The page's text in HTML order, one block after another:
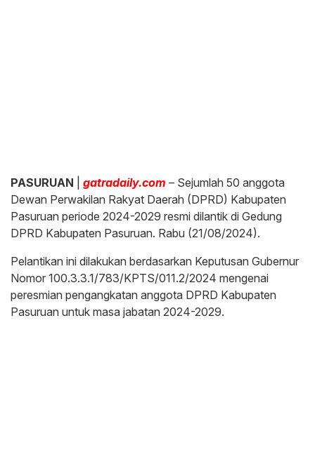
PASURUAN gatradaily.com – Sejumlah 50 anggota
Dewan Perwakilan Rakyat Daerah (DPRD) Kabupaten
Pasuruan periode 2024-2029 resmi dilantik di Gedung
DPRD Kabupaten Pasuruan. Rabu (21/08/2024).
Pelantikan ini dilakukan berdasarkan Keputusan Gubernur
Nomor 100.3.3.1/783/KPTS/011.2/2024 mengenai
peresmian pengangkatan anggota DPRD Kabupaten
Pasuruan untuk masa jabatan 2024-2029.